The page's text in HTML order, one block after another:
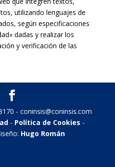
utilizando lenguajes de
según especificaciones
dadas y realizar los
y verificación de las
- coninsis@coninsis.com
- Política de Cookies -
Hugo Román